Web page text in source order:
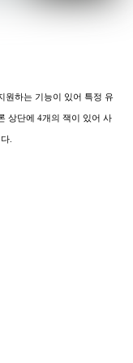
원하는 기능이 있어 특정 유
상단에 4개의 잭이 있어 사
.